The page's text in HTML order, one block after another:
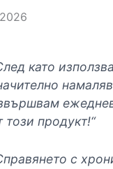
като
този продукт!“
с